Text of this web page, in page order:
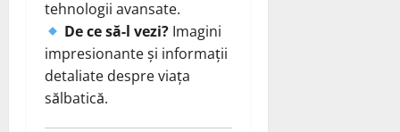
tehnologii avansate.
De ce să-l vezi? Imagini
impresionante și informații
detaliate despre viața
sălbatică.